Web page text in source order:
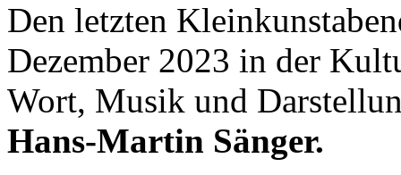
Den letzten
Dezember 2023 in der
Wort, Musik und
Hans-Martin Sänger.